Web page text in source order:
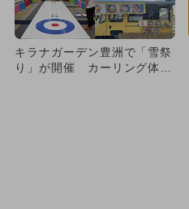
キラナガーデン豊洲で「雪祭
り」が開催 カーリング体験